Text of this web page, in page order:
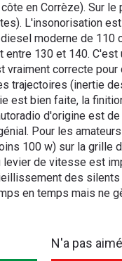
en Corrèze). Sur
L'insonorisation
moderne de 110
entre 130 et 140.
vraiment correcte
trajectoires (inertie
est bien faite, la
d'origine est
Pour les
100 w) sur la grille
de vitesse est
des
en temps mais ne
N'a pas aimé